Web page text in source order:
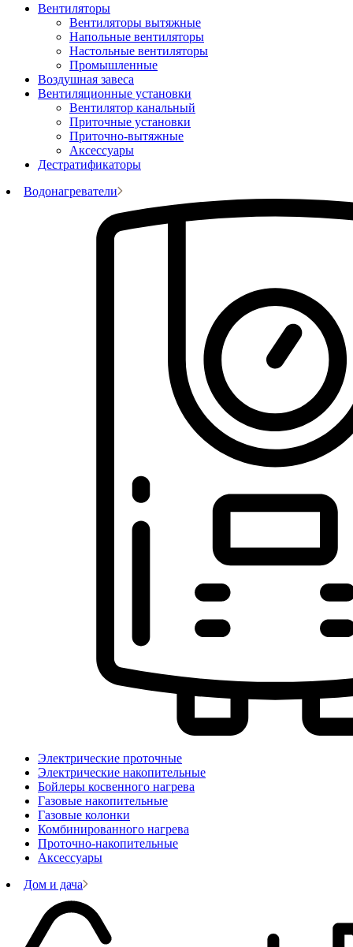
Вентиляторы
Вентиляторы вытяжные
Напольные вентиляторы
Настольные вентиляторы
Промышленные
Воздушная завеса
Вентиляционные установки
Вентилятор канальный
Приточные установки
Приточно-вытяжные
Аксессуары
Дестратификаторы
Водонагреватели
Электрические проточные
Электрические накопительные
Бойлеры косвенного нагрева
Газовые накопительные
Газовые колонки
Комбинированного нагрева
Проточно-накопительные
Аксессуары
Дом и дача